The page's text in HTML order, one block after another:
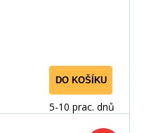
DO KOŠÍKU
5-10 prac. dnů